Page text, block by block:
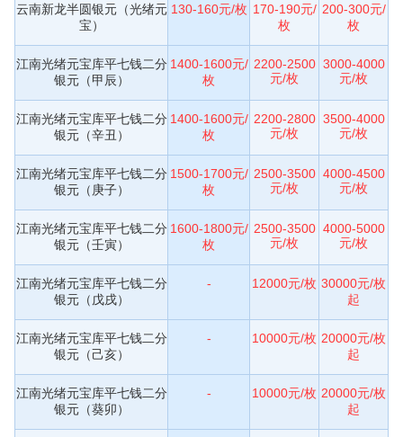
云南新龙半圆银元（光绪元
宝）
130-160元/枚 170-190元/
枚
200-300元/
枚
江南光绪元宝库平七钱二分
银元（甲辰）
1400-1600元/
枚
2200-2500
元/枚
3000-4000
元/枚
江南光绪元宝库平七钱二分
银元（辛丑）
1400-1600元/
枚
2200-2800
元/枚
3500-4000
元/枚
江南光绪元宝库平七钱二分
银元（庚子）
1500-1700元/
枚
2500-3500
元/枚
4000-4500
元/枚
江南光绪元宝库平七钱二分
银元（壬寅）
1600-1800元/
枚
2500-3500
元/枚
4000-5000
元/枚
江南光绪元宝库平七钱二分
银元（戊戌）
- 12000元/枚 30000元/枚
起
江南光绪元宝库平七钱二分
银元（己亥）
- 10000元/枚 20000元/枚
起
江南光绪元宝库平七钱二分
银元（葵卯）
- 10000元/枚 20000元/枚
起